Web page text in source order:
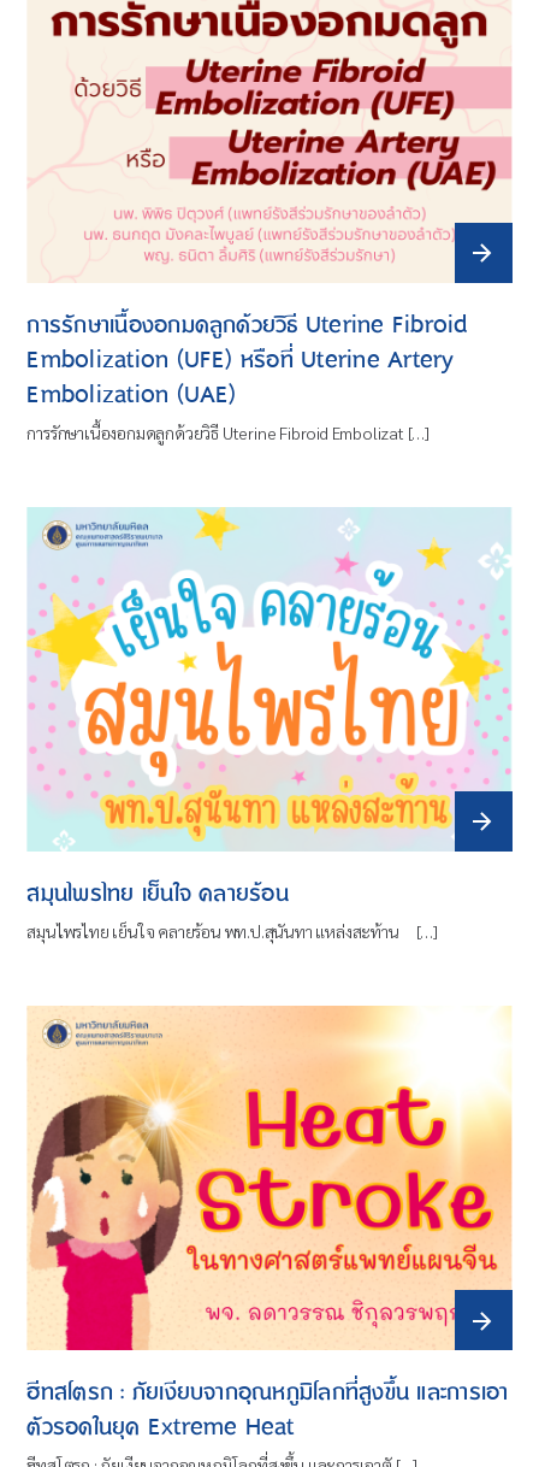
การรักษาเนื้องอกมดลูกด้วยวิธี Uterine Fibroid
Embolization (UFE) หรือที่ Uterine Artery
Embolization (UAE)
การรักษาเนื้องอกมดลูกด้วยวิธี Uterine Fibroid Embolizat […]
สมุนไพรไทย เย็นใจ คลายร้อน
สมุนไพรไทย เย็นใจ คลายร้อน พท.ป.สุนันทา แหล่งสะท้าน […]
ฮีทสโตรก : ภัยเงียบจากอุณหภูมิโลกที่สูงขึ้น และการเอา
ตัวรอดในยุค Extreme Heat